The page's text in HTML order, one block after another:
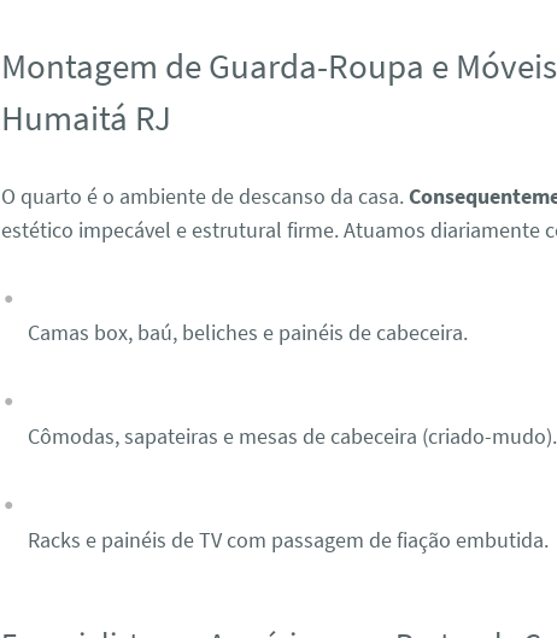
Montagem de Guarda-Roupa e
Humaitá RJ
O quarto é o ambiente de descanso da casa.
estético impecável e estrutural firme. Atuamos diariamente
Camas box, baú, beliches e painéis de cabeceira.
Cômodas, sapateiras e mesas de cabeceira (criado-mudo).
Racks e painéis de TV com passagem de fiação embutida.